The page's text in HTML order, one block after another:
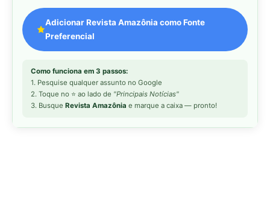
Adicionar Revista Amazônia como Fonte
Preferencial
Como funciona em 3 passos:
1. Pesquise qualquer assunto no Google
2. Toque no ⭐ ao lado de "Principais Notícias"
3. Busque Revista Amazônia e marque a caixa — pronto!